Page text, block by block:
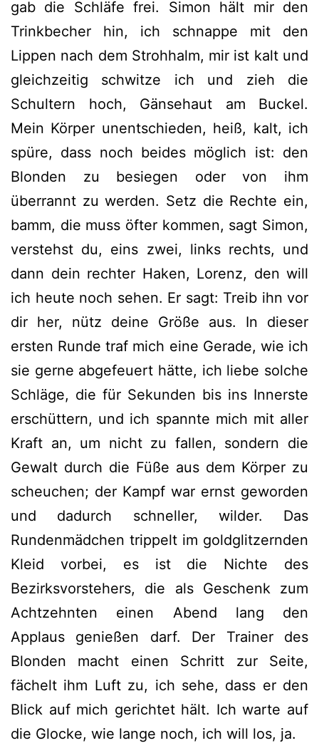
gab die Schläfe frei. Simon hält mir den
Trinkbecher hin, ich schnappe mit den
Lippen nach dem Strohhalm, mir ist kalt und
gleichzeitig schwitze ich und zieh die
Schultern hoch, Gänsehaut am Buckel.
Mein Körper unentschieden, heiß, kalt, ich
spüre, dass noch beides möglich ist: den
Blonden zu besiegen oder von ihm
überrannt zu werden. Setz die Rechte ein,
bamm, die muss öfter kommen, sagt Simon,
verstehst du, eins zwei, links rechts, und
dann dein rechter Haken, Lorenz, den will
ich heute noch sehen. Er sagt: Treib ihn vor
dir her, nütz deine Größe aus. In dieser
ersten Runde traf mich eine Gerade, wie ich
sie gerne abgefeuert hätte, ich liebe solche
Schläge, die für Sekunden bis ins Innerste
erschüttern, und ich spannte mich mit aller
Kraft an, um nicht zu fallen, sondern die
Gewalt durch die Füße aus dem Körper zu
scheuchen; der Kampf war ernst geworden
und dadurch schneller, wilder. Das
Rundenmädchen trippelt im goldglitzernden
Kleid vorbei, es ist die Nichte des
Bezirksvorstehers, die als Geschenk zum
Achtzehnten einen Abend lang den
Applaus genießen darf. Der Trainer des
Blonden macht einen Schritt zur Seite,
fächelt ihm Luft zu, ich sehe, dass er den
Blick auf mich gerichtet hält. Ich warte auf
die Glocke, wie lange noch, ich will los, ja.